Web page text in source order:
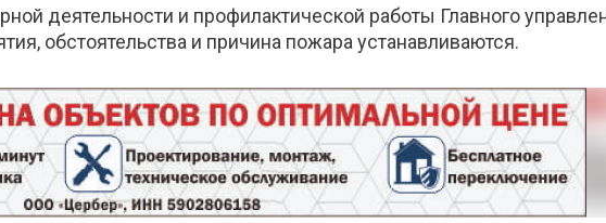
деятельности и профилактической работы Главного
обстоятельства и причина пожара устанавливаются.